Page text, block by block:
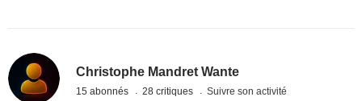
Christophe Mandret Wante
15 abonnés 28 critiques Suivre son activité